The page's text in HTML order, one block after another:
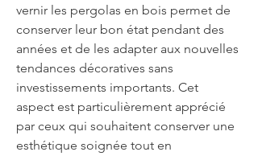
vernir les pergolas en bois permet de
conserver leur bon état pendant des
années et de les adapter aux nouvelles
tendances décoratives sans
investissements importants. Cet
aspect est particulièrement apprécié
par ceux qui souhaitent conserver une
esthétique soignée tout en